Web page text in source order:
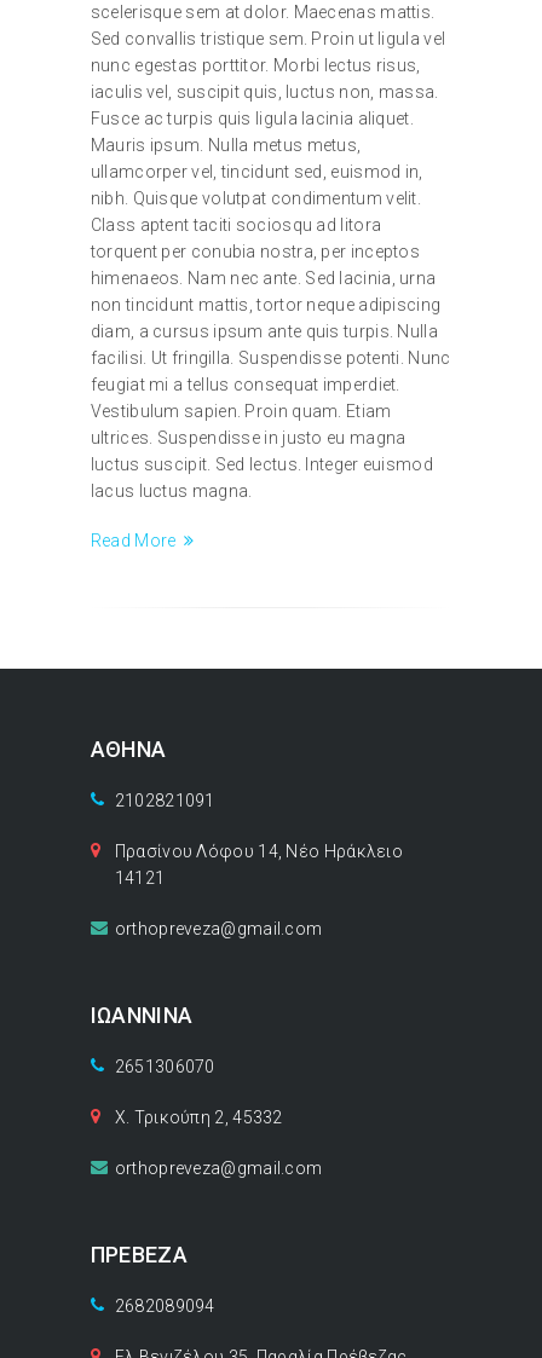
scelerisque sem at dolor. Maecenas mattis.
Sed convallis tristique sem. Proin ut ligula vel
nunc egestas porttitor. Morbi lectus risus,
iaculis vel, suscipit quis, luctus non, massa.
Fusce ac turpis quis ligula lacinia aliquet.
Mauris ipsum. Nulla metus metus,
ullamcorper vel, tincidunt sed, euismod in,
nibh. Quisque volutpat condimentum velit.
Class aptent taciti sociosqu ad litora
torquent per conubia nostra, per inceptos
himenaeos. Nam nec ante. Sed lacinia, urna
non tincidunt mattis, tortor neque adipiscing
diam, a cursus ipsum ante quis turpis. Nulla
facilisi. Ut fringilla. Suspendisse potenti. Nunc
feugiat mi a tellus consequat imperdiet.
Vestibulum sapien. Proin quam. Etiam
ultrices. Suspendisse in justo eu magna
luctus suscipit. Sed lectus. Integer euismod
lacus luctus magna.
Read More
ΑΘΗΝΑ
2102821091
Πρασίνου Λόφου 14, Νέο Ηράκλειο
14121
orthopreveza@gmail.com
ΙΩΑΝΝΙΝΑ
2651306070
Χ. Τρικούπη 2, 45332
orthopreveza@gmail.com
ΠΡΕΒΕΖΑ
2682089094